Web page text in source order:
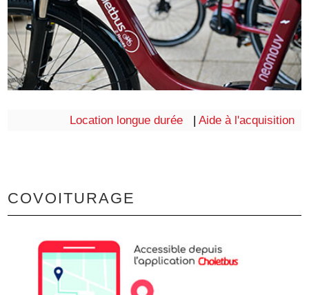
Location longue durée | Aide à l'acquisition
COVOITURAGE